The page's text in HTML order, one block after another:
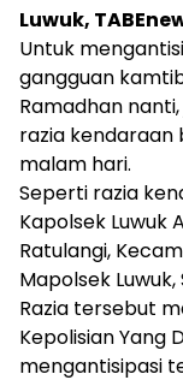
Luwuk,
Untuk
gangguan
Ramadhan
razia kendaraan
malam hari.
Seperti razia
Kapolsek Luwuk
Ratulangi,
Mapolsek
Razia tersebut
Kepolisian Yang
mengantisipasi